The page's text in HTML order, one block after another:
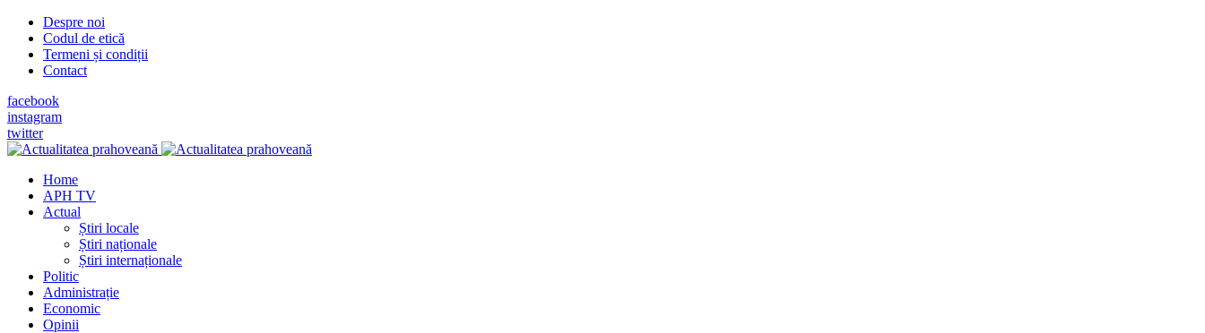
Despre noi
Codul de etică
Termeni și condiții
Contact
facebook
instagram
twitter
Home
APH TV
Actual
Știri locale
Știri naționale
Știri internaționale
Politic
Administrație
Economic
Opinii